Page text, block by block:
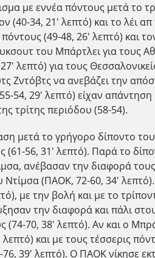
με εννέα πόντους μετά το
(40-34, 21' λεπτό) και το λέι
(49-48, 26' λεπτό) και
του Μπάρτλει για τους
λεπτό) για τους
Ζντόβτς να ανεβάζει την
54, 29' λεπτό) είχαν
τρίτης περιόδου (58-54).
μετά το γρήγορο δίποντο
(61-56, 31' λεπτό). Παρά το
ανέβασαν την διαφορά
Ντίμσα (ΠΑΟΚ, 72-60, 34'
με την βολή και με το
την διαφορά και πάλι
(74-70, 38' λεπτό). Αν και ο
και με τους τέσσερις
39' λεπτό). Ο ΠΑΟΚ νίκησε